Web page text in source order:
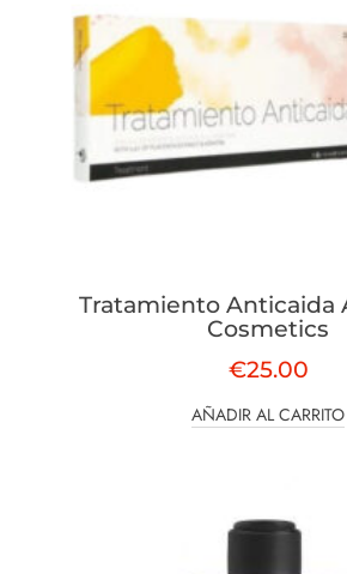
Tratamiento Anticaida
Cosmetics
€25.00
AÑADIR AL CARRITO